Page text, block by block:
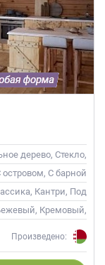
дерево, Стекло,
Массив
С барной
стойкой
Кантри, Под
старину, Прованс,
Неоклассика
Кремовый,
Капучино
Произведено: